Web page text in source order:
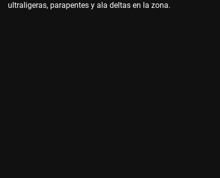
ultraligeras, parapentes y ala deltas en la zona.